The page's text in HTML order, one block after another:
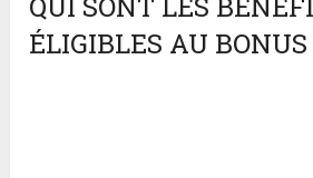
ÉLIGIBLES AU BONUS